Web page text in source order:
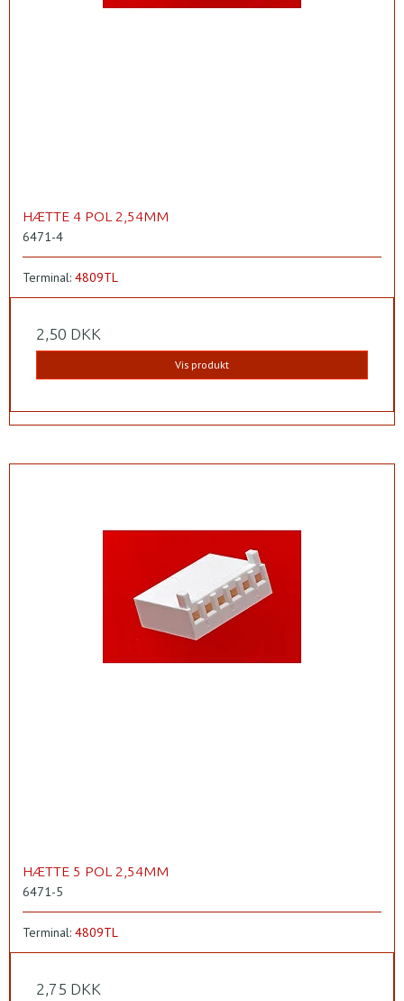
HÆTTE 4 POL 2,54MM
6471-4
Terminal: 4809TL
2,50 DKK
Vis produkt
HÆTTE 5 POL 2,54MM
6471-5
Terminal: 4809TL
2,75 DKK